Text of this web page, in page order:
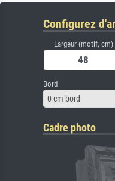
Configurez
Largeur (motif, cm)
Bord
0 cm bord
Cadre photo